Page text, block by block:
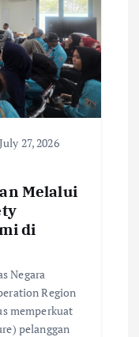
27, 2026
Melalui
di
Negara
Region
memperkuat
pelanggan